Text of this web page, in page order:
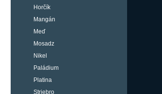
Horčík
Mangán
Meď
Mosadz
Nikel
Paládium
Platina
Striebro